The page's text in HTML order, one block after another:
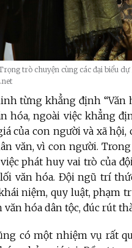
trò chuyện cùng các đại biểu
từng khẳng định “Văn
hóa, ngoài việc khẳng
của con người và xã
văn, vì con người.
phát huy vai trò của
văn hóa. Đội ngũ trí
niệm, quy luật, phạm
hóa dân tộc, đúc rút
có một nhiệm vụ rất